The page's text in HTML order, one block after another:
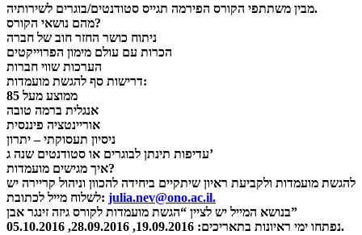
מבין משתתפי הקורס הפירמה תגייס סטודנטים/בוגרים לשירותיה.
מהם נושאי הקורס?
ניתוח כושר החזר חוב של חברה
הכרות עם עולם מימון הפרוייקטים
הערכות שווי חברות
דרישות סף להגשת מועמדות:
ממוצע מעל 85
אנגלית ברמה טובה
אוריינטציה פיננסית
ניסיון תעסוקתי – יתרון
עדיפות תינתן לבוגרים או סטודנטים שנה ג’
איך מגישים מועמדות?
להגשת מועמדות ולקביעת ראיון שיתקיים ביחידה להכוון וניהול קריירה יש
לשלוח מייל לכתובת: julia.nev@ono.ac.il.
בנושא המייל יש לציין “הגשת מועמדות לקורס גיזה זינגר אבן”
נפתחו ימי ראיונות בתאריכים: 19.09.2016, 28.09.2016, 05.10.2016.